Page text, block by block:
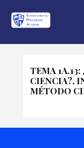
TEMA
CIENCIA?,
MÉTODO